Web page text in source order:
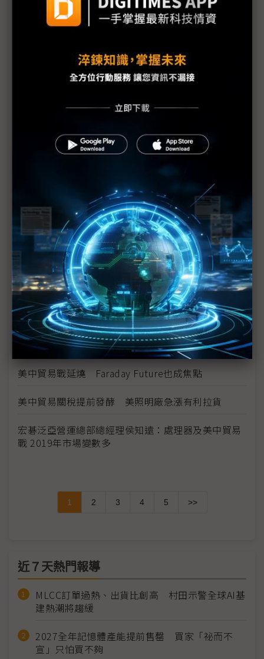
金像電耕耘網通、伺服器有成 2018年成功轉虧為盈
全球電子業急撤中國 投資越南何處去
貿易戰迫廠商調整供應鏈 惟仍難割捨大陸市場
美中貿易戰歹戲拖棚 被動元件供應鏈壓力漸增
美中貿易戰掀波瀾 iPhone生產線恐搬河內
SCREEN大陸設備廠完工 憂貿易戰波及
G20川習會前放話再課關稅 一窺川普豪賭的邊緣政
策
川普不排除全面開徵所有輸美陸貨關稅 iPhone、
CPU、記憶體等科技產品恐難倖免
台積電魏哲家：美中貿易戰衝擊所有產業
美中貿易戰掀台商回流潮 整建廠照明需求2019年下
半發酵
迴避貿易戰風險 日本Nekist朝緬甸發展
美中貿易戰延燒 Faraday Future也成焦點
美中貿易關稅提前發酵 美照明廠急漲有利拉貨
宏碁泛亞營運總部總經理侯知遠：處理器及美中貿易
戰 2019年市場變數多
1 2 3 4 5 >>
近７天熱門報導
MLCC訂單過熱、出貨比創高 村田示警全球AI基
建熱潮將趨緩
2027全年記憶體產能提前售罄 買家「祕而不
宣」只怕買不夠